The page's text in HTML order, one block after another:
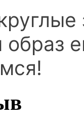
образ